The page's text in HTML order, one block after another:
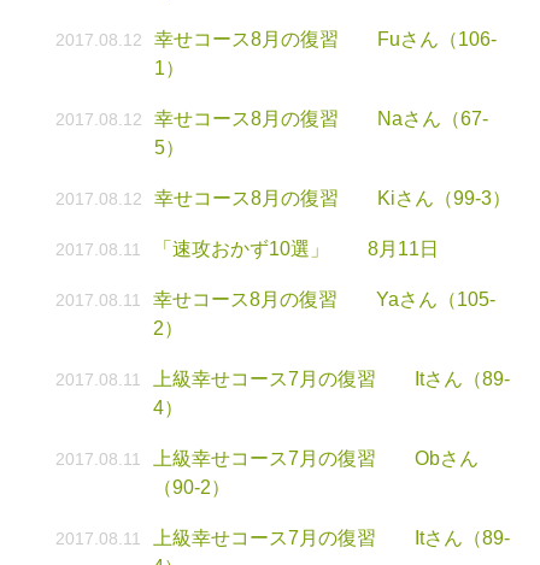
2017.08.12
幸せコース8月の復習 Fuさん（106-
1）
2017.08.12
幸せコース8月の復習 Naさん（67-
5）
2017.08.12 幸せコース8月の復習 Kiさん（99-3）
2017.08.11 「速攻おかず10選」 8月11日
2017.08.11
幸せコース8月の復習 Yaさん（105-
2）
2017.08.11
上級幸せコース7月の復習 Itさん（89-
4）
2017.08.11
上級幸せコース7月の復習 Obさん
（90-2）
2017.08.11
上級幸せコース7月の復習 Itさん（89-